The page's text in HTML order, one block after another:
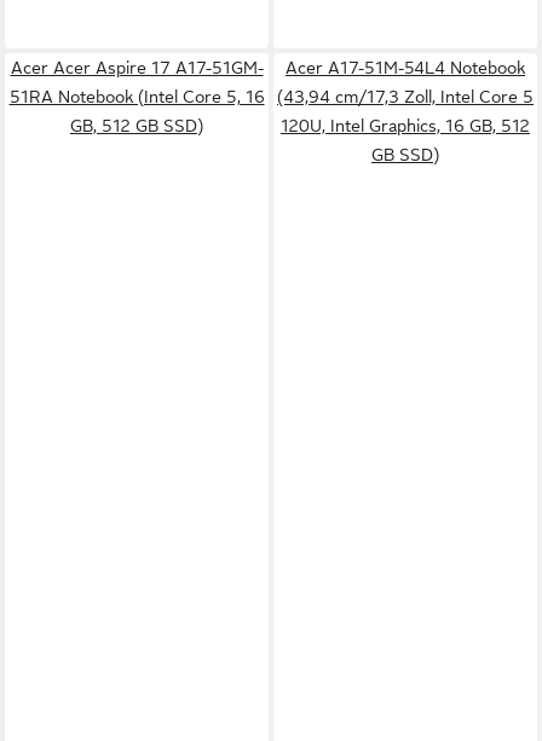
Acer Acer Aspire 17 A17-51GM-
51RA Notebook (Intel Core 5, 16
GB, 512 GB SSD)
Acer A17-51M-54L4 Notebook
(43,94 cm/17,3 Zoll, Intel Core 5
120U, Intel Graphics, 16 GB, 512
GB SSD)